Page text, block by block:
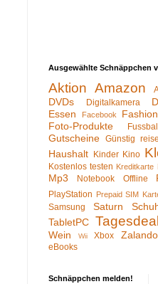
Ausgewählte Schnäppchen
Aktion Amazon
DVDs
Digitalkamera
Essen
Facebook Fashion
Foto-Produkte Fussball
Gutscheine Günstig
Haushalt Kinder Kino
Kostenlos testen Kreditkarte
Mp3 Notebook Offline
PlayStation Prepaid SIM
Samsung Saturn
TabletPC Tagesdeal
Wein
Wii Xbox Zalando
eBooks
Schnäppchen melden!